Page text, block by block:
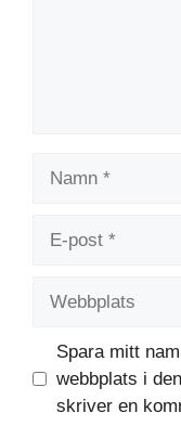
Spara mitt
webbplats i
skriver en